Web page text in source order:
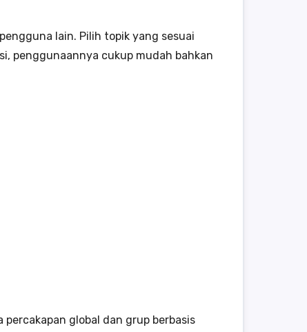
lain. Pilih topik yang sesuai
penggunaannya cukup mudah bahkan
global dan grup berbasis